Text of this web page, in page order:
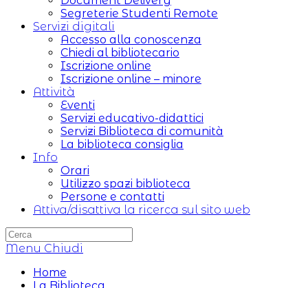
Segreterie Studenti Remote
Servizi digitali
Accesso alla conoscenza
Chiedi al bibliotecario
Iscrizione online
Iscrizione online – minore
Attività
Eventi
Servizi educativo-didattici
Servizi Biblioteca di comunità
La biblioteca consiglia
Info
Orari
Utilizzo spazi biblioteca
Persone e contatti
Attiva/disattiva la ricerca sul sito web
Menu Chiudi
Home